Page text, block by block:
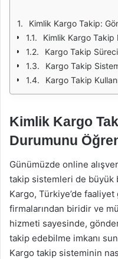
Kimlik Kargo Takip:
Kimlik Kargo Takip
Kargo Takip
Kargo Takip
Kargo Takip
Kimlik Kargo
Durumunu
Günümüzde online
takip sistemleri de büyük
Kargo, Türkiye’de
firmalarından biridir ve
hizmeti sayesinde,
takip edebilme imkanı
Kargo takip sisteminin